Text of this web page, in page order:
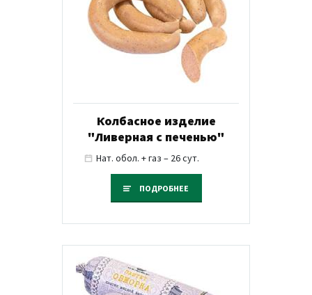
Колбасное изделие
"Ливерная с печенью"
Нат. обол. + газ – 26 сут.
ПОДРОБНЕЕ